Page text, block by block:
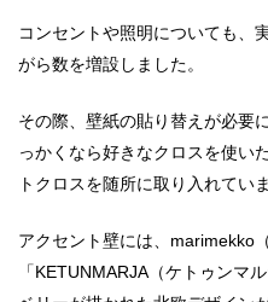
コンセントや照明についても、
がら数を増設しました。
その際、壁紙の貼り替えが必要
っかくなら好きなクロスを使い
トクロスを随所に取り入れていま
アクセント壁には、marimekko
「KETUNMARJA（ケトゥンマ